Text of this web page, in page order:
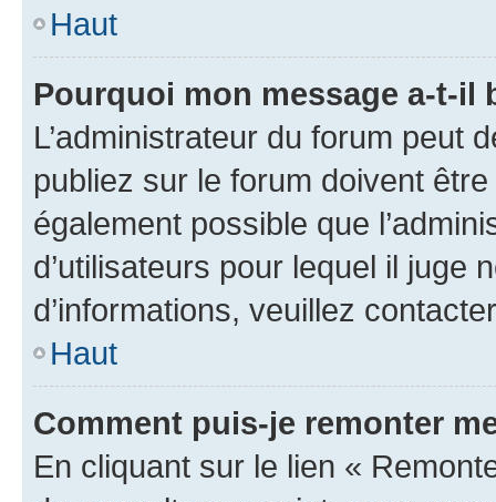
Haut
Pourquoi mon message a-t-il
L’administrateur du forum peut
publiez sur le forum doivent
également possible que
d’utilisateurs pour lequel il juge
d’informations, veuillez
Haut
Comment puis-je remonter
En cliquant sur le lien «